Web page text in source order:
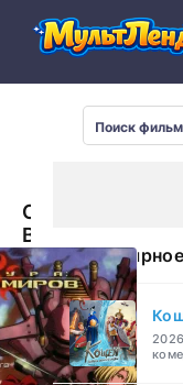
Сакура:
Война
миров
(2001)